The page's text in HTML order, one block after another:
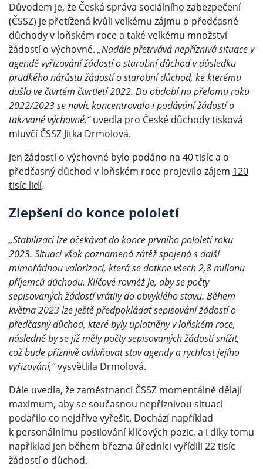
Důvodem je, že Česká správa sociálního zabezpečení
(ČSSZ) je přetížená kvůli velkému zájmu o předčasné
důchody v loňském roce a také velkému množství
žádostí o výchovné.„Nadále přetrvává nepříznivá situace v
agendě vyřizování žádostí o starobní důchod v důsledku
prudkého nárůstu žádostí o starobní důchod, ke kterému
došlo ve čtvrtém čtvrtletí 2022. Do období na přelomu roku
2022/2023 se navíc koncentrovalo i podávání žádostí o
takzvané výchovné,“uvedla pro České důchody tisková
mluvčí ČSSZ Jitka Drmolová.
Jen žádostí o výchovné bylo podáno na 40 tisíc a o
předčasný důchod v loňském roce projevilo zájem 120
tisíc lidí.
Zlepšení do konce pololetí
„Stabilizaci lze očekávat do konce prvního pololetí roku
2023. Situaci však poznamená zátěž spojená s další
mimořádnou valorizací, která se dotkne všech 2,8 milionu
příjemců důchodu. Klíčové rovněž je, aby se počty
sepisovaných žádostí vrátily do obvyklého stavu. Během
května 2023 lze ještě předpokládat sepisování žádostí o
předčasný důchod, které byly uplatněny v loňském roce,
následně by se již měly počty sepisovaných žádostí snížit,
což bude příznivě ovlivňovat stav agendy a rychlost jejího
vyřizování,“vysvětlila Drmolová.
Dále uvedla, že zaměstnanci ČSSZ momentálně dělají
maximum, aby se současnou nepříznivou situaci
podařilo co nejdříve vyřešit. Dochází například
k personálnímu posilování klíčových pozic, a i díky tomu
například jen během března úředníci vyřídili 22 tisíc
žádostí o důchod.